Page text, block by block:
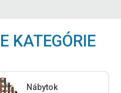
KATEGÓRIE
Nábytok